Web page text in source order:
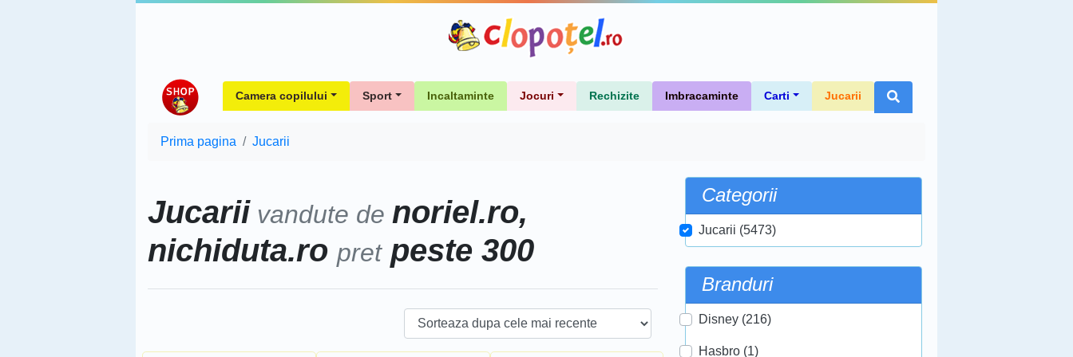
Camera copilului Sport Incaltaminte Jocuri Rechizite Imbracaminte Carti Jucarii
Prima pagina Jucarii
Jucarii vandute de noriel.ro,
nichiduta.ro pretpeste 300
Categorii
Jucarii (5473)
Branduri
Disney (216)
Hasbro (1)